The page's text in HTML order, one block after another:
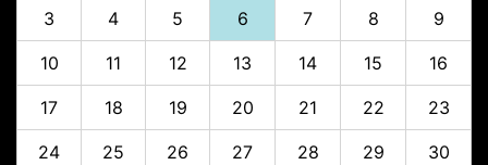
3 4 5 6 7 8 9
10 11 12 13 14 15 16
17 18 19 20 21 22 23
24 25 26 27 28 29 30